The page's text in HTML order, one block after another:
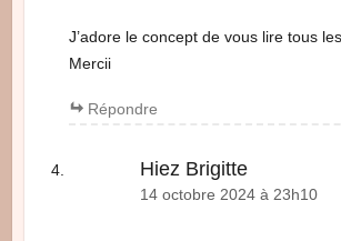
J’adore le concept de vous lire tous
Mercii
Répondre
Hiez Brigitte
14 octobre 2024 à 23h10